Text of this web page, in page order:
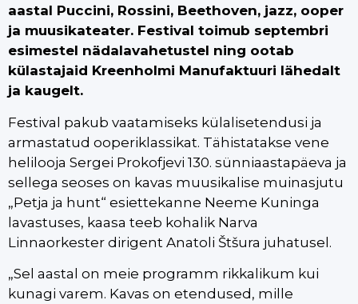
aastal Puccini, Rossini, Beethoven, jazz, ooper
ja muusikateater. Festival toimub septembri
esimestel nädalavahetustel ning ootab
külastajaid Kreenholmi Manufaktuuri lähedalt
ja kaugelt.
Festival pakub vaatamiseks külalisetendusi ja
armastatud ooperiklassikat. Tähistatakse vene
helilooja Sergei Prokofjevi 130. sünniaastapäeva ja
sellega seoses on kavas muusikalise muinasjutu
„Petja ja hunt“ esiettekanne Neeme Kuninga
lavastuses, kaasa teeb kohalik Narva
Linnaorkester dirigent Anatoli Štšura juhatusel.
„Sel aastal on meie programm rikkalikum kui
kunagi varem. Kavas on etendused, mille